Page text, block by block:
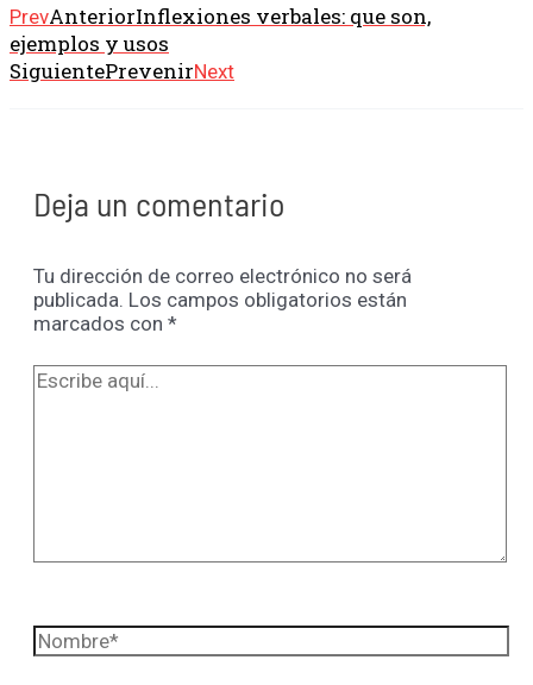
PrevAnteriorInflexiones verbales: que son,
ejemplos y usos
SiguientePrevenirNext
Deja un comentario
Tu dirección de correo electrónico no será
publicada. Los campos obligatorios están
marcados con *
Escribe
Nombre*